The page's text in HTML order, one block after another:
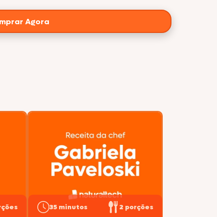
Agora
35 minutos 2 porções